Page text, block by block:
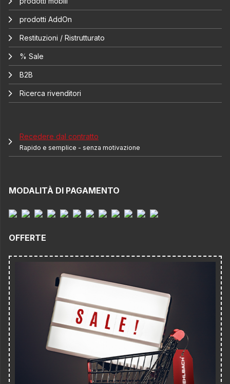
prodotti AddOn
Restituzioni / Ristrutturato
% Sale
B2B
Ricerca rivenditori
Recedere dal contratto
Rapido e semplice - senza motivazione
MODALITÀ DI PAGAMENTO
OFFERTE